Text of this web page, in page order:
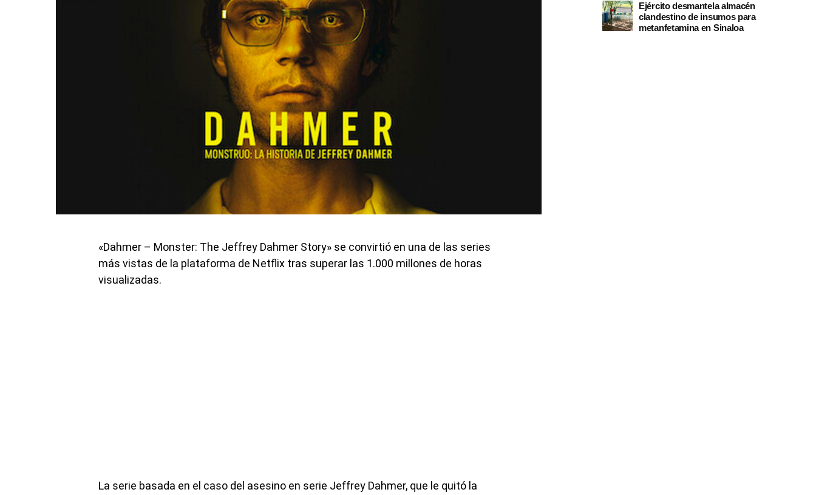
«Dahmer – Monster: The Jeffrey Dahmer Story» se convirtió en una de las series
más vistas de la plataforma de Netflix tras superar las 1.000 millones de horas
visualizadas.
La serie basada en el caso del asesino en serie Jeffrey Dahmer, que le quitó la
Ejército desmantela almacén
clandestino de insumos para
metanfetamina en Sinaloa